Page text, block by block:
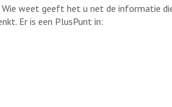
Wie weet geeft het u net de informatie
Er is een PlusPunt in: